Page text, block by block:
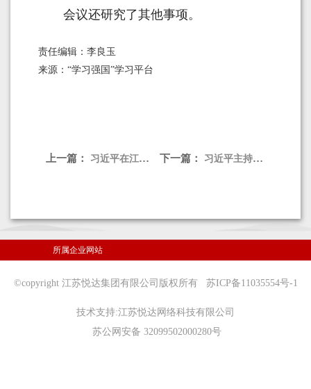
会议还研究了其他事项。
责任编辑：李良玉
来源：“学习强国”学习平台
上一篇： 习近平在江苏考察时强调 在推进中国式现代化中走在前做示范 谱写“强富美高”新江苏现代化建设新篇章 蔡奇陪同考察 下一篇： 习近平主持召开中央全面深化改革委员会第二次会议强调 建设更高水平开放型经济新体制 推动能耗双控逐步转向 碳排放双控
所属企业网站
©copyright 江苏悦达集团有限公司版权所有 苏ICP备11035554号-1
技术支持:江苏悦达网络科技有限公司
苏公网安备 32099502000280号